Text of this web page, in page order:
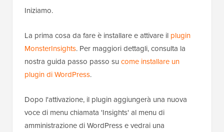
Iniziamo.
La prima cosa da fare è installare e attivare il plugin
MonsterInsights. Per maggiori dettagli, consulta la
nostra guida passo passo su come installare un
plugin di WordPress.
Dopo l'attivazione, il plugin aggiungerà una nuova
voce di menu chiamata 'Insights' al menu di
amministrazione di WordPress e vedrai una